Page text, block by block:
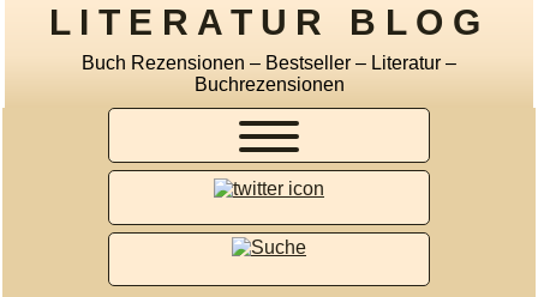
LITERATUR BLOG
Buch Rezensionen – Bestseller – Literatur –
Buchrezensionen